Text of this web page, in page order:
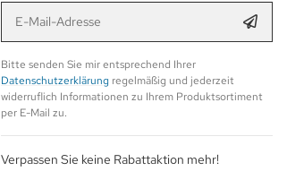
Bitte senden Sie mir entsprechend Ihrer
Datenschutzerklärung regelmäßig und jederzeit
widerruflich Informationen zu Ihrem Produktsortiment
per E-Mail zu.
Verpassen Sie keine Rabattaktion mehr!